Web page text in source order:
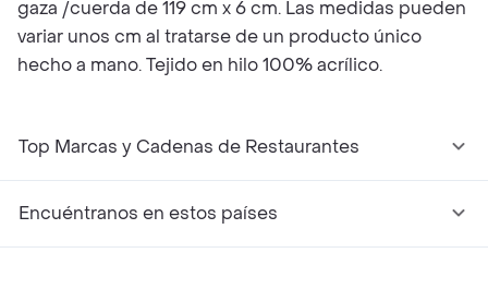
gaza /cuerda de 119 cm x 6 cm. Las medidas pueden
variar unos cm al tratarse de un producto único
hecho a mano. Tejido en hilo 100% acrílico.
Top Marcas y Cadenas de Restaurantes
Encuéntranos en estos países